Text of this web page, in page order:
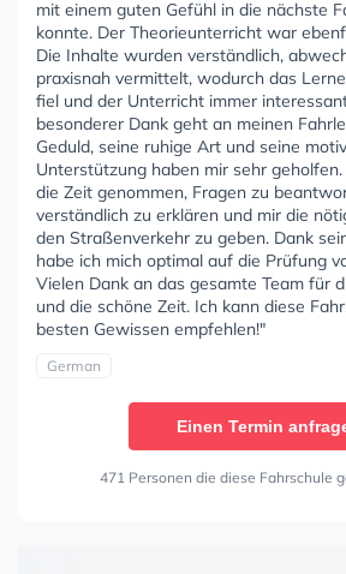
mit einem guten Gefühl in die nächste
konnte. Der Theorieunterricht war
Die Inhalte wurden verständlich,
praxisnah vermittelt, wodurch das
fiel und der Unterricht immer
besonderer Dank geht an meinen
Geduld, seine ruhige Art und seine
Unterstützung haben mir sehr
die Zeit genommen, Fragen zu
verständlich zu erklären und mir die
den Straßenverkehr zu geben. Dank
habe ich mich optimal auf die Prüfung
Vielen Dank an das gesamte Team für
und die schöne Zeit. Ich kann diese
besten Gewissen empfehlen!"
German
Einen Termin
471 Personen die diese Fahrschule